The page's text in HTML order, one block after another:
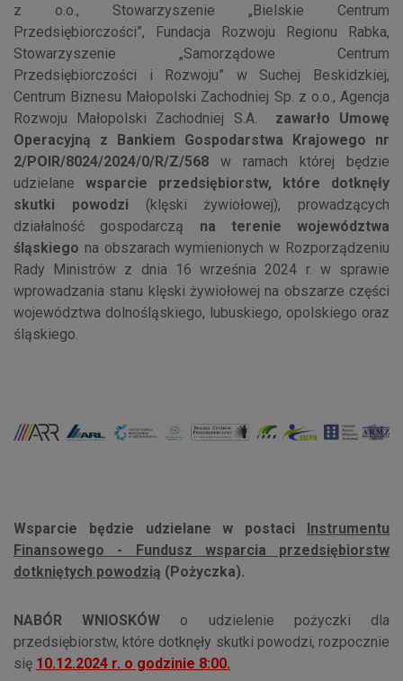
z o.o., Stowarzyszenie „Bielskie Centrum
Przedsiębiorczości”, Fundacja Rozwoju Regionu Rabka,
Stowarzyszenie „Samorządowe Centrum
Przedsiębiorczości i Rozwoju” w Suchej Beskidzkiej,
Centrum Biznesu Małopolski Zachodniej Sp. z o.o., Agencja
Rozwoju Małopolski Zachodniej S.A. zawarło Umowę
Operacyjną z Bankiem Gospodarstwa Krajowego nr
2/POIR/8024/2024/0/R/Z/568 w ramach której będzie
udzielane wsparcie przedsiębiorstw, które dotknęły
skutki powodzi (klęski żywiołowej), prowadzących
działalność gospodarczą na terenie województwa
śląskiego na obszarach wymienionych w Rozporządzeniu
Rady Ministrów z dnia 16 września 2024 r. w sprawie
wprowadzania stanu klęski żywiołowej na obszarze części
województwa dolnośląskiego, lubuskiego, opolskiego oraz
śląskiego.
Wsparcie będzie udzielane w postaci Instrumentu
Finansowego - Fundusz wsparcia przedsiębiorstw
dotkniętych powodzią (Pożyczka).
NABÓR WNIOSKÓW o udzielenie pożyczki dla
przedsiębiorstw, które dotknęły skutki powodzi, rozpocznie
się 10.12.2024 r. o godzinie 8:00.